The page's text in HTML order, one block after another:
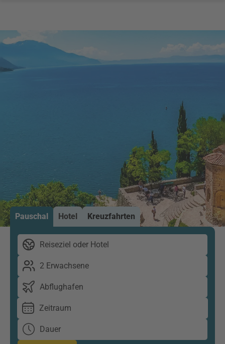
Pauschal Hotel Kreuzfahrten
Reiseziel oder Hotel
2 Erwachsene
Abflughafen
Zeitraum
Dauer